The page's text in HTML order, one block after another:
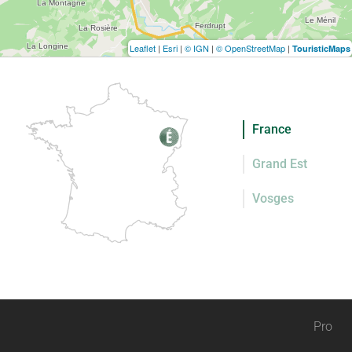
Leaflet | Esri | © IGN | © OpenStreetMap | TouristicMaps
France
Grand Est
Vosges
Pro